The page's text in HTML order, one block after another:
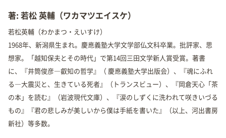
著: 若松 英輔（ワカマツエイスケ）
若松英輔（わかまつ・えいすけ）
1968年、新潟県生まれ。慶應義塾大学文学部仏文科卒業。批評家、思
想家。「越知保夫とその時代」で第14回三田文学新人賞受賞。著書
に、『井筒俊彦―叡知の哲学』（ 慶應義塾大学出版会）、『魂にふれ
る―大震災と、生きている死者』（トランスビュー）、『岡倉天心「茶
の本」を読む』（岩波現代文庫）、『涙のしずくに洗われて咲きいづる
もの』『君の悲しみが美しいから僕は手紙を書いた』（以上、河出書房
新社）等多数。